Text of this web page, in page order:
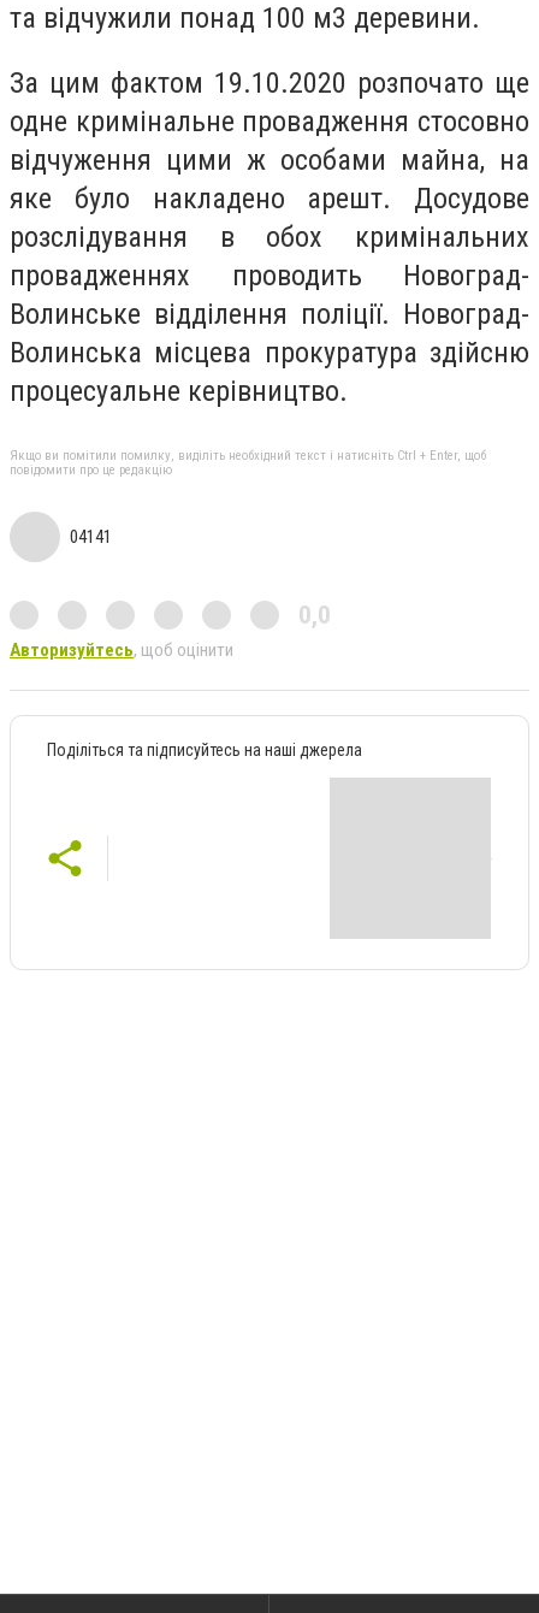
та відчужили понад 100 м3 деревини.
За цим фактом 19.10.2020 розпочато ще
одне кримінальне провадження стосовно
відчуження цими ж особами майна, на
яке було накладено арешт. Досудове
розслідування в обох кримінальних
провадженнях проводить Новоград-
Волинське відділення поліції. Новоград-
Волинська місцева прокуратура здійсню
процесуальне керівництво.
Якщо ви помітили помилку, виділіть необхідний текст і натисніть Ctrl + Enter, щоб
повідомити про це редакцію
04141
0,0
Авторизуйтесь, щоб оцінити
Поділіться та підписуйтесь на наші джерела